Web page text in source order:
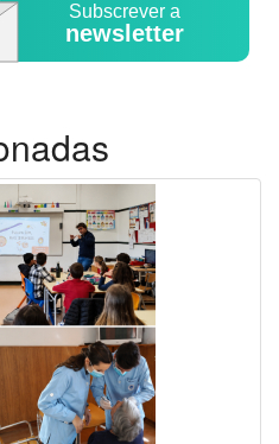
Subscrever a
newsletter